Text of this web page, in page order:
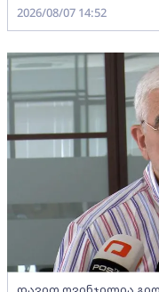
2026/08/07 14:52